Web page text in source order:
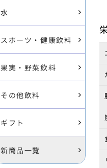
水
スポーツ・健康飲料
果実・野菜飲料
その他飲料
ギフト
新商品一覧